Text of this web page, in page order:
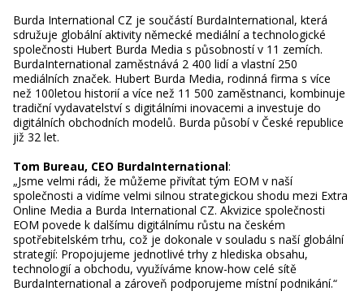
Burda International CZ je součástí BurdaInternational, která
sdružuje globální aktivity německé mediální a technologické
společnosti Hubert Burda Media s působností v 11 zemích.
BurdaInternational zaměstnává 2 400 lidí a vlastní 250
mediálních značek. Hubert Burda Media, rodinná firma s více
než 100letou historií a více než 11 500 zaměstnanci, kombinuje
tradiční vydavatelství s digitálními inovacemi a investuje do
digitálních obchodních modelů. Burda působí v České republice
již 32 let.
Tom Bureau, CEO BurdaInternational:
„Jsme velmi rádi, že můžeme přivítat tým EOM v naší
společnosti a vidíme velmi silnou strategickou shodu mezi Extra
Online Media a Burda International CZ. Akvizice společnosti
EOM povede k dalšímu digitálnímu růstu na českém
spotřebitelském trhu, což je dokonale v souladu s naší globální
strategií: Propojujeme jednotlivé trhy z hlediska obsahu,
technologií a obchodu, využíváme know-how celé sítě
BurdaInternational a zároveň podporujeme místní podnikání.“